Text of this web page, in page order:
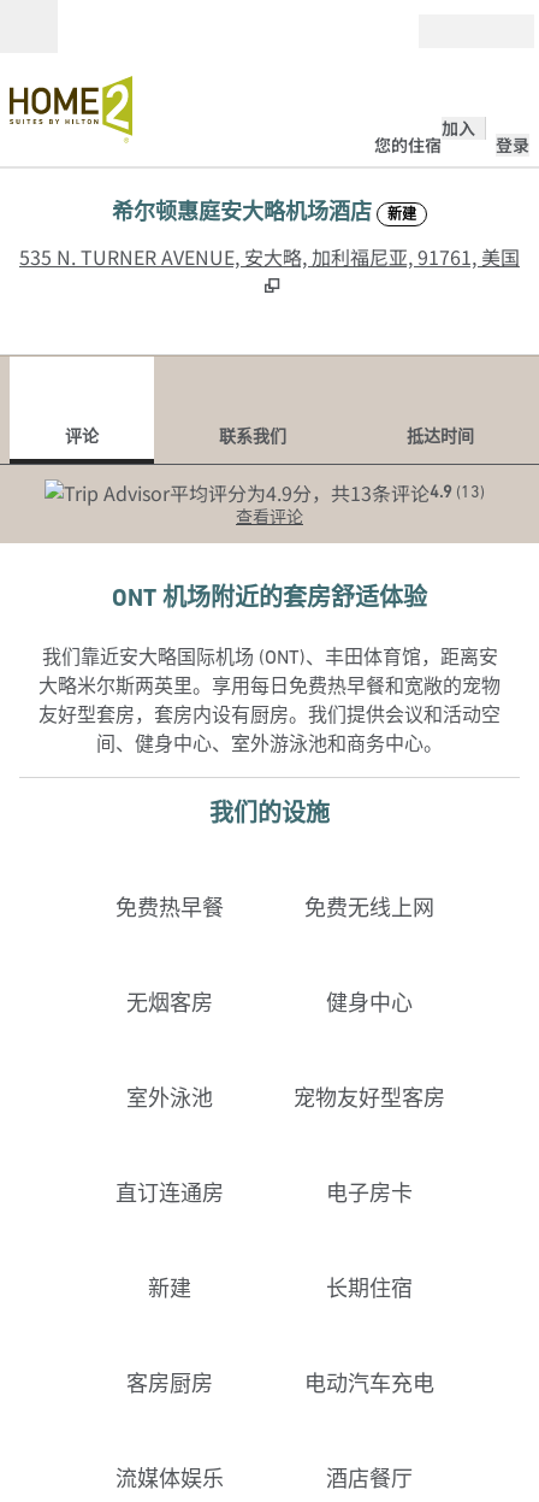
您的住宿
加入
登录
希尔顿惠庭安大略机场酒店 新建
535 N. TURNER AVENUE, 安大略, 加利福尼亚, 91761, 美国
评论 联系我们
抵达时间
4.9 (13)
查看评论
ONT 机场附近的套房舒适体验
我们靠近安大略国际机场 (ONT)、丰田体育馆，距离安
大略米尔斯两英里。享用每日免费热早餐和宽敞的宠物
友好型套房，套房内设有厨房。我们提供会议和活动空
间、健身中心、室外游泳池和商务中心。
我们的设施
免费热早餐 免费无线上网
无烟客房 健身中心
室外泳池 宠物友好型客房
直订连通房 电子房卡
新建 长期住宿
客房厨房 电动汽车充电
流媒体娱乐 酒店餐厅